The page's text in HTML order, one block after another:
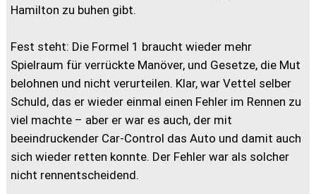
Hamilton zu buhen gibt.
Fest steht: Die Formel 1 braucht wieder mehr
Spielraum für verrückte Manöver, und Gesetze, die Mut
belohnen und nicht verurteilen. Klar, war Vettel selber
Schuld, das er wieder einmal einen Fehler im Rennen zu
viel machte – aber er war es auch, der mit
beeindruckender Car-Control das Auto und damit auch
sich wieder retten konnte. Der Fehler war als solcher
nicht rennentscheidend.